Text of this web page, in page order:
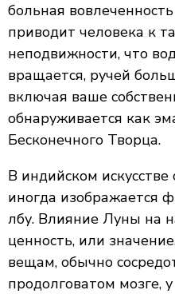
больная
приводит человека к
неподвижности, что
вращается, ручей
включая ваше
обнаруживается как
Бесконечного Творца.
В индийском
иногда изображается
лбу. Влияние Луны на
ценность, или
вещам, обычно
продолговатом мозге,